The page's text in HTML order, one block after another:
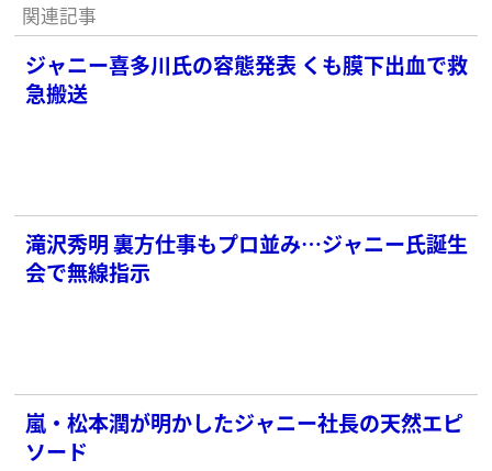
関連記事
ジャニー喜多川氏の容態発表 くも膜下出血で救
急搬送
滝沢秀明 裏方仕事もプロ並み…ジャニー氏誕生
会で無線指示
嵐・松本潤が明かしたジャニー社長の天然エピ
ソード